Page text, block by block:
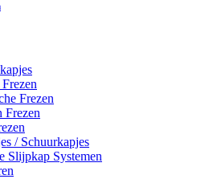
Frezen
Frezen
/ Schuurkapjes
Slijpkap Systemen